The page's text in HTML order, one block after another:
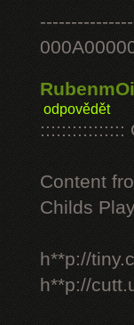
odpovědět
::::::::::::::::
Content
Childs
h**p://
h**p://